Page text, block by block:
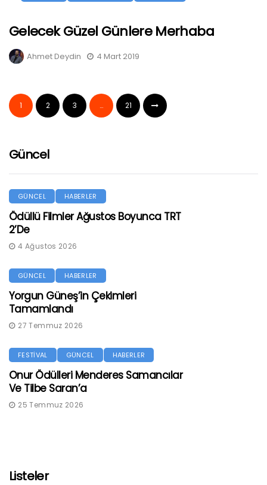
Gelecek Güzel Günlere Merhaba
Ahmet Deydin 4 Mart 2019
1 2 3 … 21
Güncel
GÜNCEL HABERLER
Ödüllü Filmler Ağustos Boyunca TRT
2’de
4 Ağustos 2026
GÜNCEL HABERLER
Yorgun Güneş’in Çekimleri
Tamamlandı
27 Temmuz 2026
FESTİVAL GÜNCEL HABERLER
Onur Ödülleri Menderes Samancılar
Ve Tilbe Saran’a
25 Temmuz 2026
Listeler